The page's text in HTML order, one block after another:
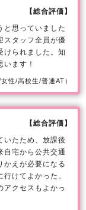
【総合評価】
と思っていました
スタッフ全員が優
けられました。知
ます！
性/高校生/普通AT）
【総合評価】
いたため、放課後
自宅から公共交通
かえが必要になる
けてよかった。
アクセスもよかっ